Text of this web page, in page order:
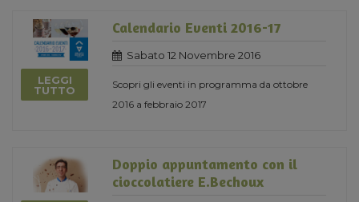
LEGGI
TUTTO
Calendario Eventi 2016-17
Sabato 12 Novembre 2016
Scopri gli eventi in programma da ottobre
2016 a febbraio 2017
Doppio appuntamento con il
cioccolatiere E.Bechoux